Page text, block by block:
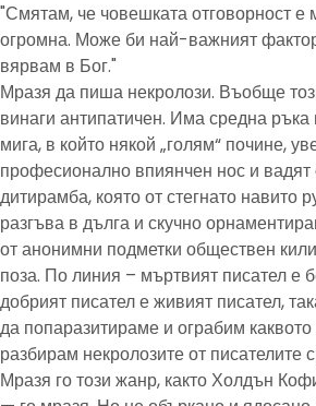
"Смятам, че човешката отговорност е
огромна. Може би най-важният
вярвам в Бог."
Мразя да пиша некролози. Въобще
винаги антипатичен. Има средна ръка
мига, в който някой „голям“ почине,
професионално впиянчен нос и вадят
дитирамба, която от стегнато навито
разгъва в дълга и скучно
от анонимни подметки обществен
поза. По линия – мъртвият писател е
добрият писател е живият писател,
да попаразитираме и ограбим
разбирам некролозите от писателите
Мразя го този жанр, както Холдън